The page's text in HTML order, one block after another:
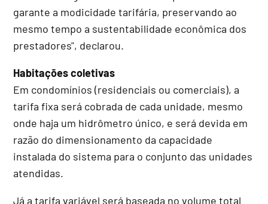
garante a modicidade tarifária, preservando ao
mesmo tempo a sustentabilidade econômica dos
prestadores", declarou.
Habitações coletivas
Em condomínios (residenciais ou comerciais), a
tarifa fixa será cobrada de cada unidade, mesmo
onde haja um hidrômetro único, e será devida em
razão do dimensionamento da capacidade
instalada do sistema para o conjunto das unidades
atendidas.
Já a tarifa variável será baseada no volume total